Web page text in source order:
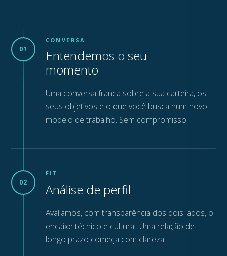
01
CONVERSA
Entendemos o seu
momento
Uma conversa franca sobre a sua carteira, os
seus objetivos e o que você busca num novo
modelo de trabalho. Sem compromisso.
02
FIT
Análise de perfil
Avaliamos, com transparência dos dois lados, o
encaixe técnico e cultural. Uma relação de
longo prazo começa com clareza.